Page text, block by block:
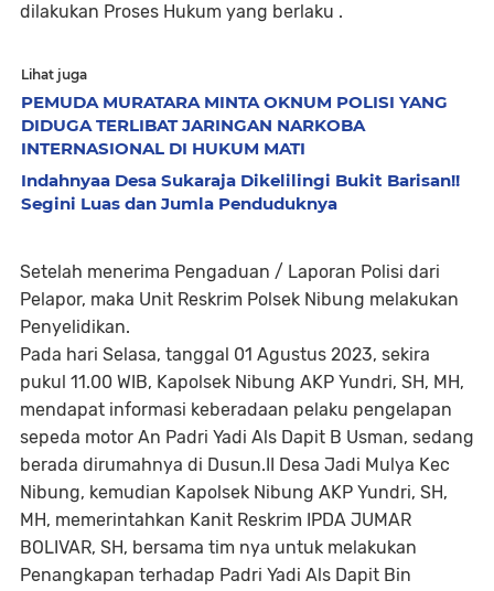
dilakukan Proses Hukum yang berlaku .
Lihat juga
PEMUDA MURATARA MINTA OKNUM POLISI YANG
DIDUGA TERLIBAT JARINGAN NARKOBA
INTERNASIONAL DI HUKUM MATI
Indahnyaa Desa Sukaraja Dikelilingi Bukit Barisan!!
Segini Luas dan Jumla Penduduknya
Setelah menerima Pengaduan / Laporan Polisi dari
Pelapor, maka Unit Reskrim Polsek Nibung melakukan
Penyelidikan.
Pada hari Selasa, tanggal 01 Agustus 2023, sekira
pukul 11.00 WIB, Kapolsek Nibung AKP Yundri, SH, MH,
mendapat informasi keberadaan pelaku pengelapan
sepeda motor An Padri Yadi Als Dapit B Usman, sedang
berada dirumahnya di Dusun.II Desa Jadi Mulya Kec
Nibung, kemudian Kapolsek Nibung AKP Yundri, SH,
MH, memerintahkan Kanit Reskrim IPDA JUMAR
BOLIVAR, SH, bersama tim nya untuk melakukan
Penangkapan terhadap Padri Yadi Als Dapit Bin